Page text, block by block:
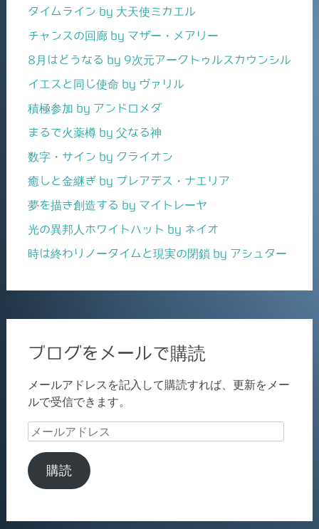
タイムライン by 大天使ミカエル
チャンスの回廊 by マザー・メアリー
8月はどうなる by 9次元アークトゥルスカウンシル
イエスと同じ使命 by ヴァリル
積極参加 by アンドロメダ
まるで火薬樽 by 父なる神
数字・サイン by クライオン
癒しと金継ぎ by プレアデス・ナエリア
夢を描き創造する by マイトレーヤ
光の異邦人ホワイトハット by ネイオ
時は終わりノータイムと現実の閉鎖 by アシュター
ブログをメールで購読
メールアドレスを記入して購読すれば、更新をメー
ルで受信できます。
メ
ル
ア
購読